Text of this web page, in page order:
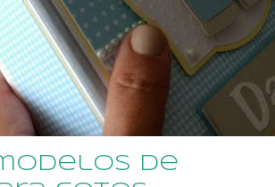
as fotos dos Mesversários, ou as fotos do
mês a mês, de uma forma super linda! Cada
o outro, e você pode ter as páginas do álbum do
ao seu gosto ...
de